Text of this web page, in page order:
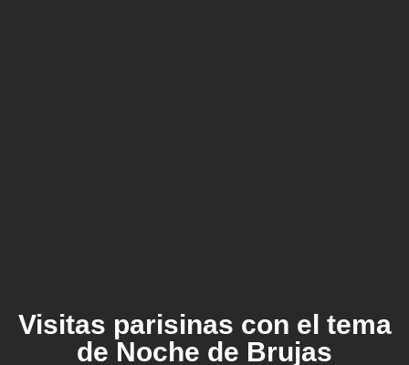
Visitas parisinas con el tema
de Noche de Brujas